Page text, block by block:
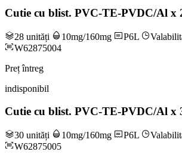
Cutie cu blist. PVC-TE-PVDC/Al x
28 unități 10mg/160mg P6L
W62875004
Preț întreg
indisponibil
Cutie cu blist. PVC-TE-PVDC/Al x
30 unități 10mg/160mg P6L
W62875005